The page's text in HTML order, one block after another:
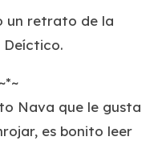
un retrato de la
Deíctico.
Nava que le gusta
es bonito leer